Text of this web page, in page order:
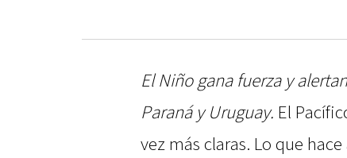
El Niño gana fuerza y
Paraná y Uruguay. El
vez más claras. Lo que